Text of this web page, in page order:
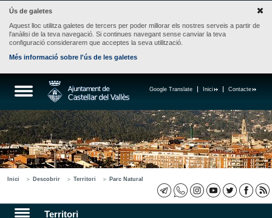
Ús de galetes
Aquest lloc utilitza galetes de tercers per poder millorar els nostres serveis a partir de
l'anàlisi de la teva navegació. Si continues navegant sense canviar la teva
configuració considerarem que acceptes la seva utilització.
Més informació sobre l'ús de les galetes
Contacte
Inici
Google Translate
Inici Descobrir Territori Parc Natural
Territori